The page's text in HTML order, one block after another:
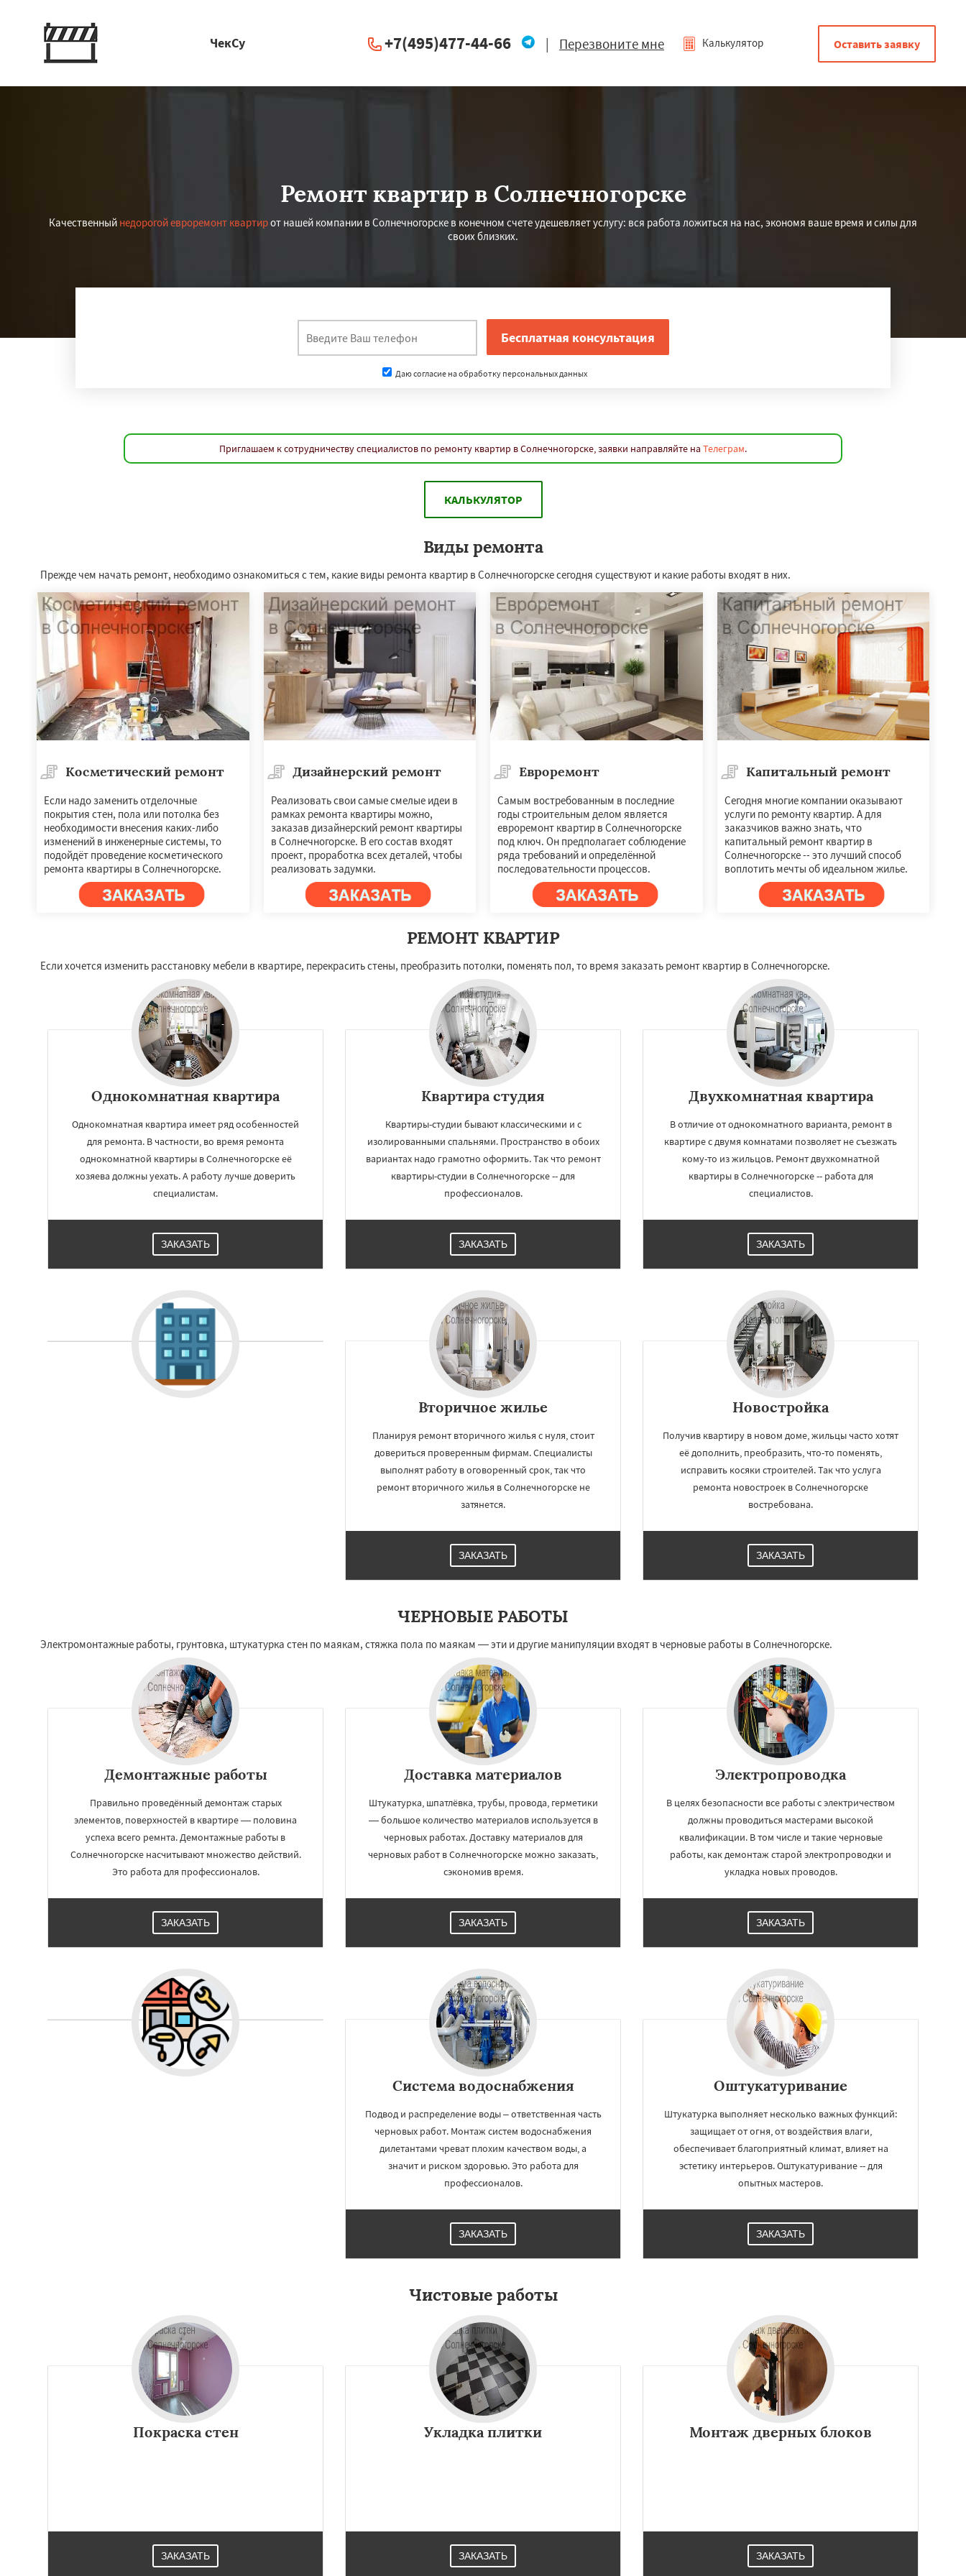
×
Электросталь Электроугли Яхрома
ЧекСу +7(495)477-44-66 | Перезвоните мне Калькулятор Оставить заявку
Ремонт квартир в Солнечногорске
Качественный недорогой евроремонт квартирот нашей компании в Солнечногорске в конечном счете удешевляет услугу: вся работа ложиться на нас, экономя ваше время и силы для
своих близких.
Даю согласие на обработку персональных данных
Приглашаем к сотрудничеству специалистов по ремонту квартир в Солнечногорске, заявки направляйте на Телеграм.
КАЛЬКУЛЯТОР
Виды ремонта
Прежде чем начать ремонт, необходимо ознакомиться с тем, какие виды ремонта квартир в Солнечногорске сегодня существуют и какие работы входят в них.
Косметический ремонт
Если надо заменить отделочные
покрытия стен, пола или потолка без
необходимости внесения каких-либо
изменений в инженерные системы, то
подойдёт проведение косметического
ремонта квартиры в Солнечногорске.
Дизайнерский ремонт
Реализовать свои самые смелые идеи в
рамках ремонта квартиры можно,
заказав дизайнерский ремонт квартиры
в Солнечногорске. В его состав входят
проект, проработка всех деталей, чтобы
реализовать задумки.
Евроремонт
Самым востребованным в последние
годы строительным делом является
евроремонт квартир в Солнечногорске
под ключ. Он предполагает соблюдение
ряда требований и определённой
последовательности процессов.
Капитальный ремонт
Сегодня многие компании оказывают
услуги по ремонту квартир. А для
заказчиков важно знать, что
капитальный ремонт квартир в
Солнечногорске -- это лучший способ
воплотить мечты об идеальном жилье.
РЕМОНТ КВАРТИР
Если хочется изменить расстановку мебели в квартире, перекрасить стены, преобразить потолки, поменять пол, то время заказать ремонт квартир в Солнечногорске.
Однокомнатная квартира
Однокомнатная квартира имеет ряд особенностей
для ремонта. В частности, во время ремонта
однокомнатной квартиры в Солнечногорске её
хозяева должны уехать. А работу лучше доверить
специалистам.
ЗАКАЗАТЬ
Квартира студия
Квартиры-студии бывают классическими и с
изолированными спальнями. Пространство в обоих
вариантах надо грамотно оформить. Так что ремонт
квартиры-студии в Солнечногорске -- для
профессионалов.
ЗАКАЗАТЬ
Двухкомнатная квартира
В отличие от однокомнатного варианта, ремонт в
квартире с двумя комнатами позволяет не съезжать
кому-то из жильцов. Ремонт двухкомнатной
квартиры в Солнечногорске -- работа для
специалистов.
ЗАКАЗАТЬ
Вторичное жилье
Планируя ремонт вторичного жилья с нуля, стоит
довериться проверенным фирмам. Специалисты
выполнят работу в оговоренный срок, так что
ремонт вторичного жилья в Солнечногорске не
затянется.
ЗАКАЗАТЬ
Новостройка
Получив квартиру в новом доме, жильцы часто хотят
её дополнить, преобразить, что-то поменять,
исправить косяки строителей. Так что услуга
ремонта новостроек в Солнечногорске
востребована.
ЗАКАЗАТЬ
ЧЕРНОВЫЕ РАБОТЫ
Электромонтажные работы, грунтовка, штукатурка стен по маякам, стяжка пола по маякам — эти и другие манипуляции входят в черновые работы в Солнечногорске.
Демонтажные работы
Правильно проведённый демонтаж старых
элементов, поверхностей в квартире — половина
успеха всего ремнта. Демонтажные работы в
Солнечногорске насчитывают множество действий.
Это работа для профессионалов.
ЗАКАЗАТЬ
Доставка материалов
Штукатурка, шпатлёвка, трубы, провода, герметики
— большое количество материалов используется в
черновых работах. Доставку материалов для
черновых работ в Солнечногорске можно заказать,
сэкономив время.
ЗАКАЗАТЬ
Электропроводка
В целях безопасности все работы с электричеством
должны проводиться мастерами высокой
квалификации. В том числе и такие черновые
работы, как демонтаж старой электропроводки и
укладка новых проводов.
ЗАКАЗАТЬ
Система водоснабжения
Подвод и распределение воды – ответственная часть
черновых работ. Монтаж систем водоснабжения
дилетантами чреват плохим качеством воды, а
значит и риском здоровью. Это работа для
профессионалов.
ЗАКАЗАТЬ
Оштукатуривание
Штукатурка выполняет несколько важных функций:
защищает от огня, от воздействия влаги,
обеспечивает благоприятный климат, влияет на
эстетику интерьеров. Оштукатуривание -- для
опытных мастеров.
ЗАКАЗАТЬ
Чистовые работы
Покраска стен
ЗАКАЗАТЬ
Укладка плитки
ЗАКАЗАТЬ
Монтаж дверных блоков
ЗАКАЗАТЬ
УЗНАТЬ ПОДРОБНЕЕ ×
Даю согласие на обработку персональных данных